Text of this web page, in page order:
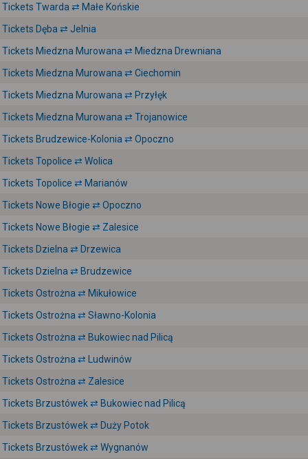
Tickets Twarda ⇄ Małe Końskie
Tickets Dęba ⇄ Jelnia
Tickets Miedzna Murowana ⇄ Miedzna Drewniana
Tickets Miedzna Murowana ⇄ Ciechomin
Tickets Miedzna Murowana ⇄ Przyłęk
Tickets Miedzna Murowana ⇄ Trojanowice
Tickets Brudzewice-Kolonia ⇄ Opoczno
Tickets Topolice ⇄ Wolica
Tickets Topolice ⇄ Marianów
Tickets Nowe Błogie ⇄ Opoczno
Tickets Nowe Błogie ⇄ Zalesice
Tickets Dzielna ⇄ Drzewica
Tickets Dzielna ⇄ Brudzewice
Tickets Ostrożna ⇄ Mikułowice
Tickets Ostrożna ⇄ Sławno-Kolonia
Tickets Ostrożna ⇄ Bukowiec nad Pilicą
Tickets Ostrożna ⇄ Ludwinów
Tickets Ostrożna ⇄ Zalesice
Tickets Brzustówek ⇄ Bukowiec nad Pilicą
Tickets Brzustówek ⇄ Duży Potok
Tickets Brzustówek ⇄ Wygnanów